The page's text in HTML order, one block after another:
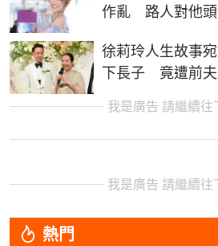
作亂 路人對他頭
徐莉玲人生故事
下長子 竟遭前夫
我是廣告 請繼續往
我是廣告 請繼續往
熱門